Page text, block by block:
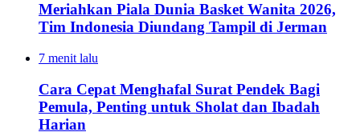
Meriahkan Piala Dunia Basket Wanita 2026,
Tim Indonesia Diundang Tampil di Jerman
7 menit lalu
Cara Cepat Menghafal Surat Pendek Bagi
Pemula, Penting untuk Sholat dan Ibadah
Harian